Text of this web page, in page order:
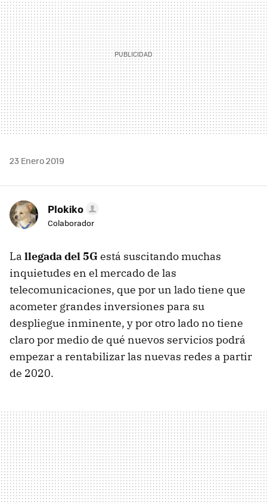
23 Enero 2019
Plokiko
Colaborador
La llegada del 5Gestá suscitando muchas
inquietudes en el mercado de las
telecomunicaciones, que por un lado tiene que
acometer grandes inversiones para su
despliegue inminente, y por otro lado no tiene
claro por medio de qué nuevos servicios podrá
empezar a rentabilizar las nuevas redes a partir
de 2020.